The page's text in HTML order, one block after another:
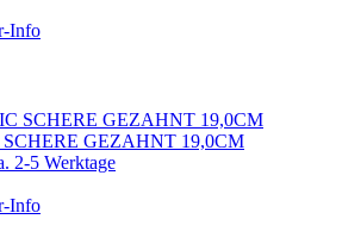
Info
GEZAHNT 19,0CM
2-5 Werktage
Info